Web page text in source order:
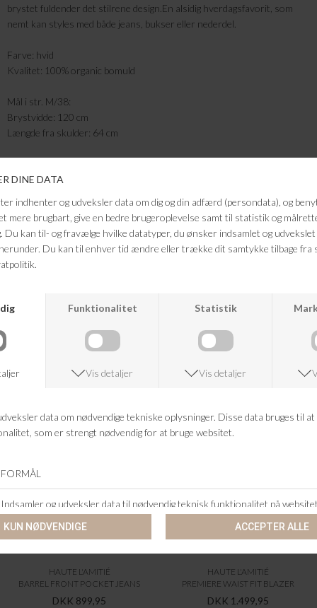
brystet fuldender det stilrene design.En alsidig hverdagsfavorit, som
nemt kan styles med både jeans, bukser eller nederdel.
Farve: hvid
Kvalitet: 100% organic bomuld
Mål i str. M/38:
Brystvidde: 120 cm
Længde fra skulder: 64 cm
VED KØB OVER 500,-
RETURRET
14 DAGES RETURRET
KUNDESERVICE
ANDRE KØBTE OGSÅ
HAUTE L'AMITIÉ
BARREL FRONT POCKET JEANS
DKK 899,95
HAUTE L'AMITIÉ
PREMIERE WAIST FIT BLAZER
DKK 1.499,95